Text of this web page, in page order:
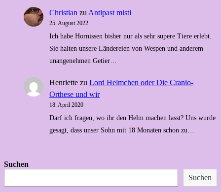
Christian zu Antipast misti
25. August 2022
Ich habe Hornissen bisher nur als sehr supere Tiere erlebt.
Sie halten unsere Ländereien von Wespen und anderem
unangenehmen Getier…
Henriette zu Lord Helmchen oder Die Cranio-
Orthese und wir
18. April 2020
Darf ich fragen, wo ihr den Helm machen lasst? Uns wurde
gesagt, dass unser Sohn mit 18 Monaten schon zu…
Suchen
Suchen